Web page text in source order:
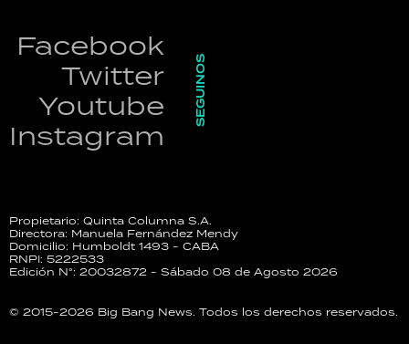
Facebook
Twitter
Youtube
Instagram
SEGUINOS
Propietario: Quinta Columna S.A.
Directora: Manuela Fernández Mendy
Domicilio: Humboldt 1493 - CABA
RNPI: 5222533
Edición N°: 20032872 - Sábado 08 de Agosto 2026
© 2015-2026 Big Bang News. Todos los derechos reservados.